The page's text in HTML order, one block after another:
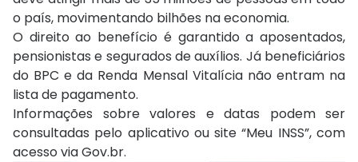
o país, movimentando bilhões na economia.
O direito ao benefício é garantido a aposentados,
pensionistas e segurados de auxílios. Já beneficiários
do BPC e da Renda Mensal Vitalícia não entram na
lista de pagamento.
Informações sobre valores e datas podem ser
consultadas pelo aplicativo ou site “Meu INSS”, com
acesso via Gov.br.